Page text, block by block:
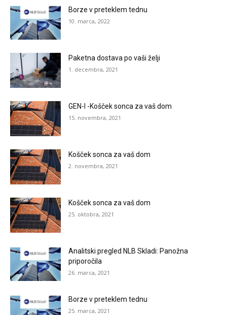
Borze v preteklem tednu
10. marca, 2022
Paketna dostava po vaši želji
1. decembra, 2021
GEN-I -Košček sonca za vaš dom
15. novembra, 2021
Košček sonca za vaš dom
2. novembra, 2021
Košček sonca za vaš dom
25. oktobra, 2021
Analitski pregled NLB Skladi: Panožna
priporočila
26. marca, 2021
Borze v preteklem tednu
25. marca, 2021